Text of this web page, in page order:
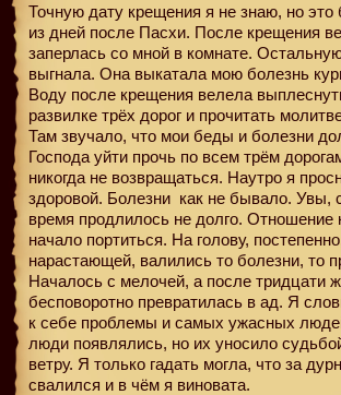
Точную дату крещения я не знаю, но это
из дней после Пасхи. После крещения
заперлась со мной в комнате.
выгнала. Она выкатала мою болезнь
Воду после крещения велела
развилке трёх дорог и прочитать
Там звучало, что мои беды и болезни
Господа уйти прочь по всем трём
никогда не возвращаться. Наутро я
здоровой. Болезни как не бывало. Увы,
время продлилось не долго. Отношение
начало портиться. На голову,
нарастающей, валились то болезни, то
Началось с мелочей, а после тридцати
бесповоротно превратилась в ад. Я
к себе проблемы и самых ужасных
люди появлялись, но их уносило
ветру. Я только гадать могла, что за
свалился и в чём я виновата.